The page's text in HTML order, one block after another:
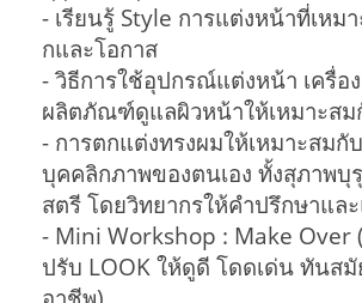
- เรียนรู้ Style การแต่งหน้าที่เหม
กและโอกาส
- วิธีการใช้อุปกรณ์แต่งหน้า เครื่อ
ผลิตภัณฑ์ดูแลผิวหน้าให้เหมาะสม
- การตกแต่งทรงผมให้เหมาะสมกั
บุคคลิกภาพของตนเอง ทั้งสุภาพบุ
สตรี โดยวิทยากรให้คำปรึกษาแล
- Mini Workshop : Make Over
ปรับ LOOK ให้ดูดี โดดเด่น ทันส